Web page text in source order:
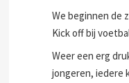
We beginnen de
Kick off bij
Weer een erg
jongeren, iedere